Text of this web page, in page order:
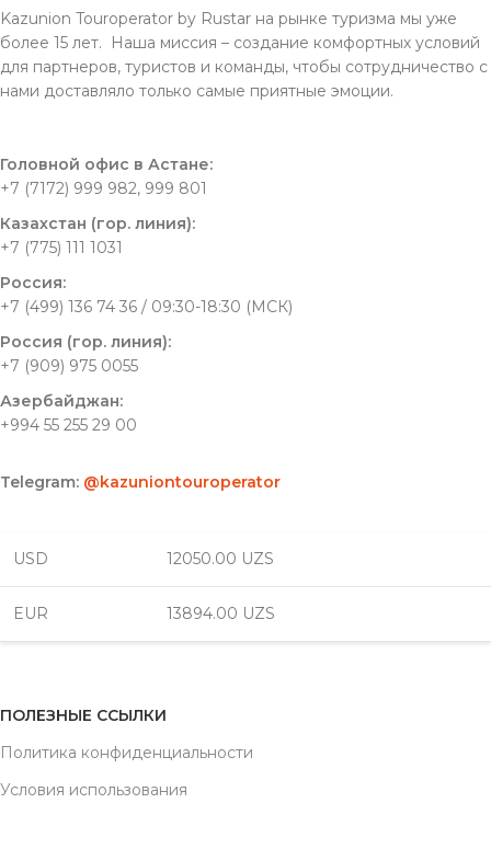
Kazunion Touroperator by Rustar на рынке туризма мы уже
более 15 лет. Наша миссия – создание комфортных условий
для партнеров, туристов и команды, чтобы сотрудничество с
нами доставляло только самые приятные эмоции.
Головной офис в Астане:
+7 (7172) 999 982, 999 801
Казахстан (гор. линия):
+7 (775) 111 1031
Россия:
+7 (499) 136 74 36 / 09:30-18:30 (МСК)
Россия (гор. линия):
+7 (909) 975 0055
Азербайджан:
+994 55 255 29 00
Telegram: @kazuniontouroperator
USD 12050.00 UZS
EUR 13894.00 UZS
ПОЛЕЗНЫЕ ССЫЛКИ
Политика конфиденциальности
Условия использования